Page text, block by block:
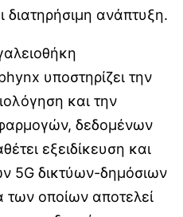
ανάπτυξη.
υποστηρίζει την
και την
δεδομένων
εξειδίκευση και
5G δικτύων-δημόσιων
των οποίων αποτελεί